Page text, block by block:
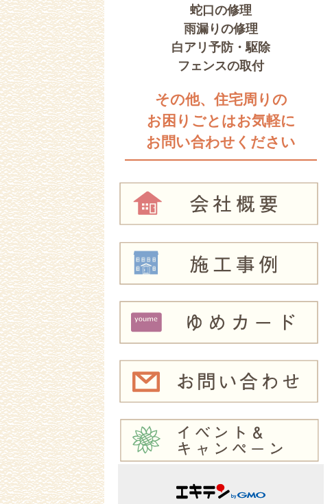
蛇口の修理
雨漏りの修理
白アリ予防・駆除
フェンスの取付
その他、住宅周りの
お困りごとはお気軽に
お問い合わせください